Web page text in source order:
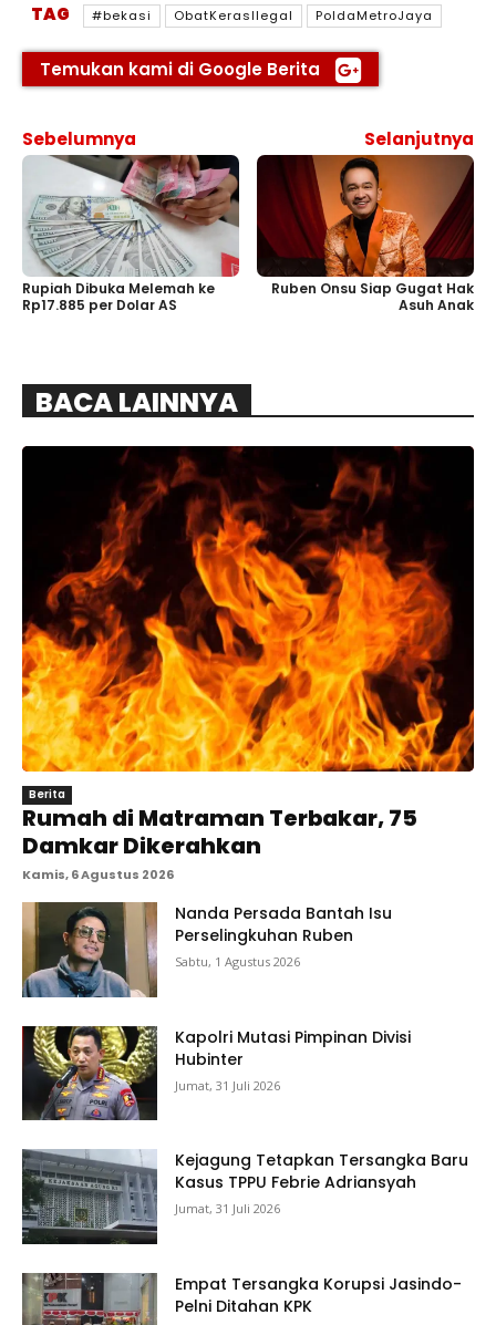
TAG #bekasi ObatKerasIlegal PoldaMetroJaya
Temukan kami di Google Berita
Sebelumnya
Rupiah Dibuka Melemah ke
Rp17.885 per Dolar AS
Selanjutnya
Ruben Onsu Siap Gugat Hak
Asuh Anak
BACA LAINNYA
Berita
Rumah di Matraman Terbakar, 75
Damkar Dikerahkan
Kamis, 6 Agustus 2026
Nanda Persada Bantah Isu
Perselingkuhan Ruben
Sabtu, 1 Agustus 2026
Kapolri Mutasi Pimpinan Divisi
Hubinter
Jumat, 31 Juli 2026
Kejagung Tetapkan Tersangka Baru
Kasus TPPU Febrie Adriansyah
Jumat, 31 Juli 2026
Empat Tersangka Korupsi Jasindo-
Pelni Ditahan KPK